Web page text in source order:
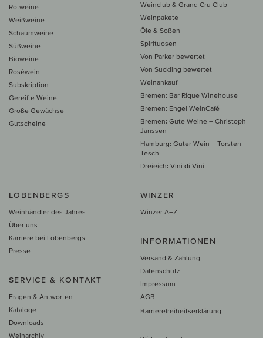
Rotweine
Weißweine
Schaumweine
Süßweine
Bioweine
Roséwein
Subskription
Gereifte Weine
Große Gewächse
Gutscheine
Weinclub & Grand Cru Club
Weinpakete
Öle & Soßen
Spirituosen
Von Parker bewertet
Von Suckling bewertet
Weinankauf
Bremen: Bar Rique Winehouse
Bremen: Engel WeinCafé
Bremen: Gute Weine – Christoph
Janssen
Hamburg: Guter Wein – Torsten
Tesch
Dreieich: Vini di Vini
LOBENBERGS
Weinhändler des Jahres
Über uns
Karriere bei Lobenbergs
Presse
SERVICE & KONTAKT
Fragen & Antworten
Kataloge
Downloads
Weinarchiv
WINZER
Winzer A–Z
INFORMATIONEN
Versand & Zahlung
Datenschutz
Impressum
AGB
Barrierefreiheitserklärung